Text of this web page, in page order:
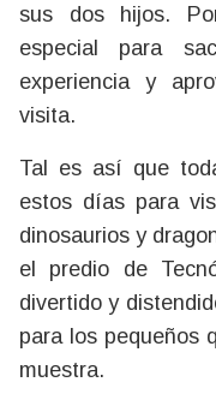
sus dos hijos.
especial para
experiencia y
visita.
Tal es así que
estos días para
dinosaurios y
el predio de
divertido y
para los pequeños
muestra.